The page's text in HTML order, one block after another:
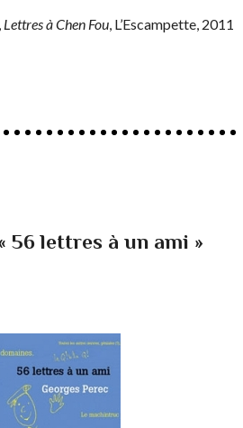
Lettres à Chen Fou, L’Escampette, 2011
56 lettres à un ami »